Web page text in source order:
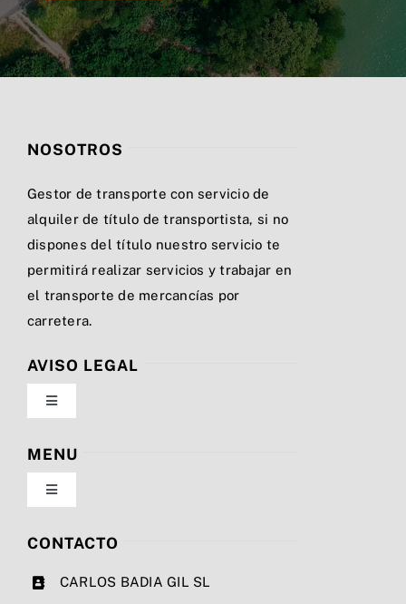
NOSOTROS
Gestor de transporte con servicio de
alquiler de título de transportista, si no
dispones del título nuestro servicio te
permitirá realizar servicios y trabajar en
el transporte de mercancías por
carretera.
AVISO LEGAL
Toggle
Navigation
Política de privacidad
Condiciones de uso
MENU
Toggle
Navigation
Nosotros
CONTACTO
CARLOS BADIA GIL SL